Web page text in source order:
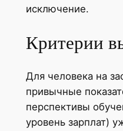
исключение.
Критерии
Для человека на
привычные
перспективы
уровень зарплат)